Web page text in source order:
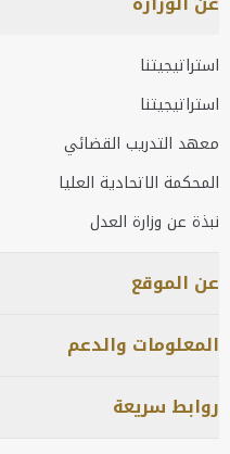
استراتيجيتنا
استراتيجيتنا
معهد التدريب القضائي
المحكمة الاتحادية العليا
نبذة عن وزارة العدل
عن الموقع
المعلومات والدعم
روابط سريعة